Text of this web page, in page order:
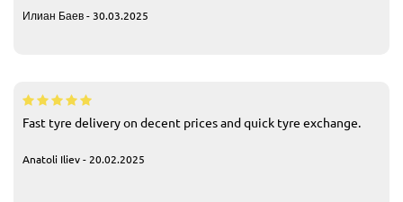
Илиан Баев - 30.03.2025
Fast tyre delivery on decent prices and quick tyre exchange.
Anatoli Iliev - 20.02.2025